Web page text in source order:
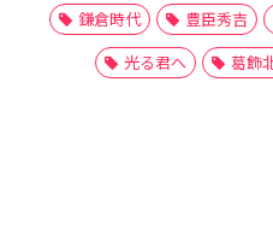
鎌倉時代
豊臣秀吉
光る君へ
葛飾